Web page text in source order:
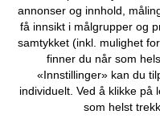
Topkategorier / Sesongvarer
Du kan
annonser og innhold,
få innsikt i målgrupper og
samtykket (inkl. mulighet
finner du når som
«Innstillinger» kan du
individuelt. Ved å klikke på
som helst